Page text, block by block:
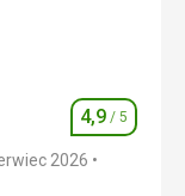
polecamy,
4,0/ 5
5,0
Ocena
4,9 / 5
2026